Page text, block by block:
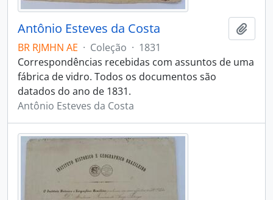
Antônio Esteves da Costa
BR RJMHN AE · Coleção · 1831
Correspondências recebidas com assuntos de uma
fábrica de vidro. Todos os documentos são
datados do ano de 1831.
Antônio Esteves da Costa